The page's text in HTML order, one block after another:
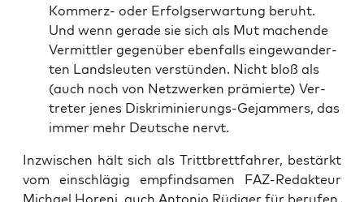
Kom­merz- oder Erfolgs­er­war­tung beruht.
Und wenn gera­de sie sich als Mut machen­de
Ver­mitt­ler gegen­über eben­falls ein­ge­wan­der­
ten Lands­leu­ten ver­stün­den. Nicht bloß als
(auch noch von Netz­wer­ken prä­mier­te) Ver­
tre­ter jenes Dis­kri­mi­nie­rungs-Gejam­mers, das
immer mehr Deut­sche nervt.
Inzwi­schen hält sich als Tritt­brett­fah­rer, bestärkt
vom ein­schlä­gig emp­find­sa­men FAZ-Redak­teur
Micha­el Horeni, auch Anto­nio Rüdi­ger für beru­fen,